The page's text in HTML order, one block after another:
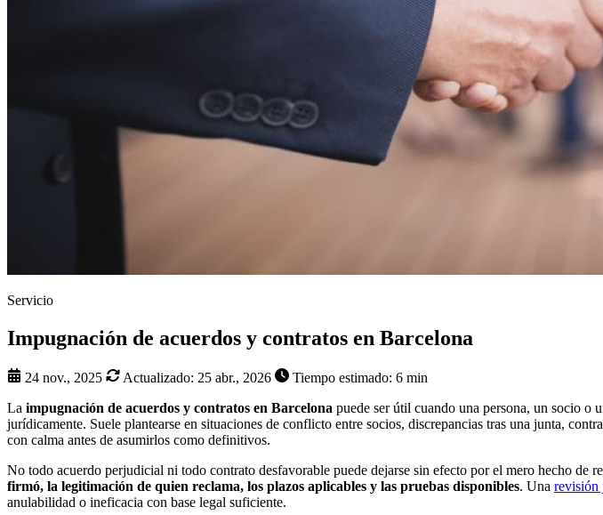
Servicio
Impugnación de acuerdos y contratos en Barcelona
24 nov., 2025 Actualizado: 25 abr., 2026
Tiempo estimado: 6 min
La impugnación de acuerdos y contratos en Barcelona puede ser útil cuando una persona, un socio o
jurídicamente. Suele plantearse en situaciones de conflicto entre socios, discrepancias tras una junta,
con calma antes de asumirlos como definitivos.
No todo acuerdo perjudicial ni todo contrato desfavorable puede dejarse sin efecto por el mero hecho de
firmó, la legitimación de quien reclama, los plazos aplicables y las pruebas disponibles. Una revisión
anulabilidad o ineficacia con base legal suficiente.